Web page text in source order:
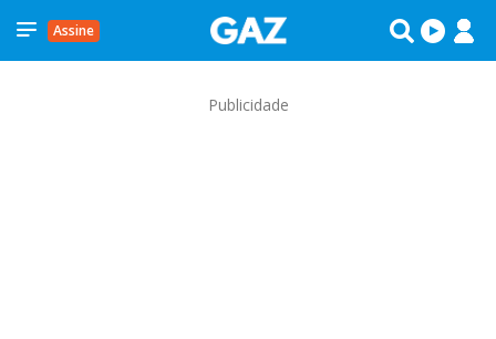
Assine
Publicidade